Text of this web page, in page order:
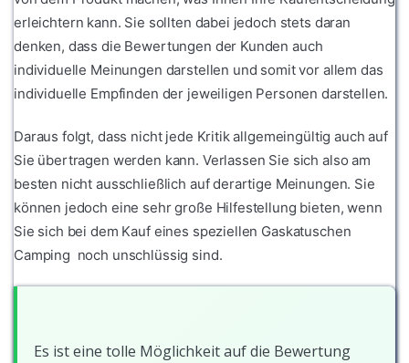
erleichtern kann. Sie sollten dabei jedoch stets daran
denken, dass die Bewertungen der Kunden auch
individuelle Meinungen darstellen und somit vor allem das
individuelle Empfinden der jeweiligen Personen darstellen.
Daraus folgt, dass nicht jede Kritik allgemeingültig auch auf
Sie übertragen werden kann. Verlassen Sie sich also am
besten nicht ausschließlich auf derartige Meinungen. Sie
können jedoch eine sehr große Hilfestellung bieten, wenn
Sie sich bei dem Kauf eines speziellen Gaskatuschen
Camping noch unschlüssig sind.
Es ist eine tolle Möglichkeit auf die Bewertung